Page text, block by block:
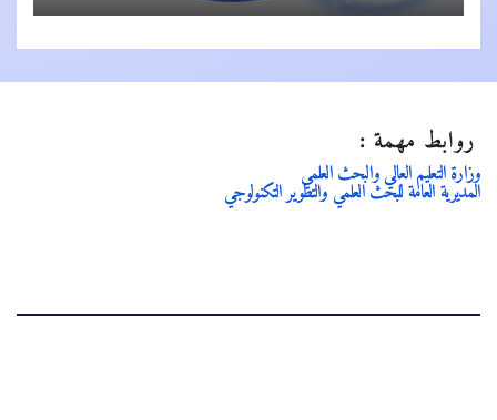
روابط مهمة :
وزارة التعليم العالي والبحث العلمي
المديرية العامة للبحث العلمي والتطوير التكنولوجي